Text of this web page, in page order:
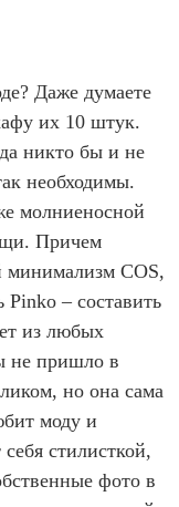
Даже думаете
их 10 штук.
никто бы и не
необходимы.
молниеносной
Причем
минимализм COS,
– составить
из любых
не пришло в
но она сама
моду и
стилисткой,
фото в